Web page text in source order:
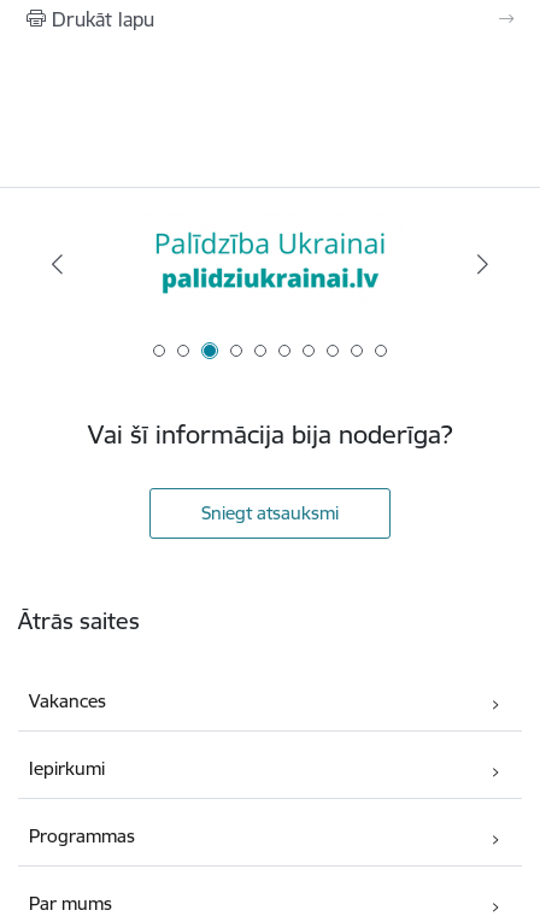
Drukāt lapu
Vai šī informācija bija noderīga?
Sniegt atsauksmi
Ātrās saites
Vakances
Iepirkumi
Programmas
Par mums